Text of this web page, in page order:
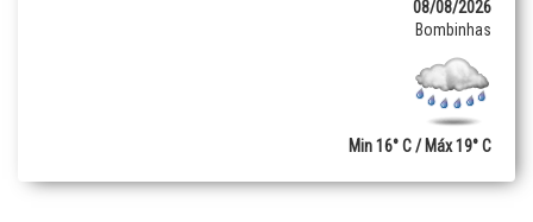
08/08/2026
Bombinhas
Min 16° C / Máx 19° C